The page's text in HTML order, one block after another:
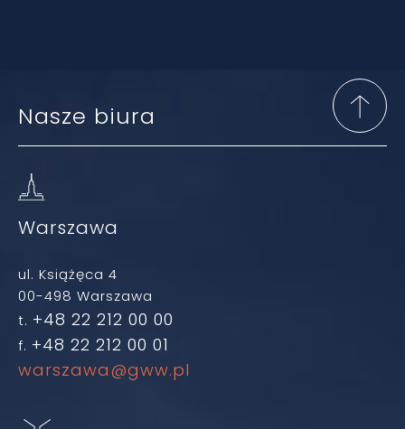
Nasze biura
Warszawa
ul. Książęca 4
00-498 Warszawa
t. +48 22 212 00 00
f. +48 22 212 00 01
warszawa@gww.pl